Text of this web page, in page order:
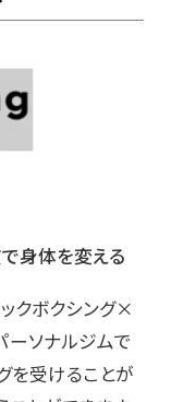
身体を変える
クボクシング×
ーソナルジムで
を受けることが